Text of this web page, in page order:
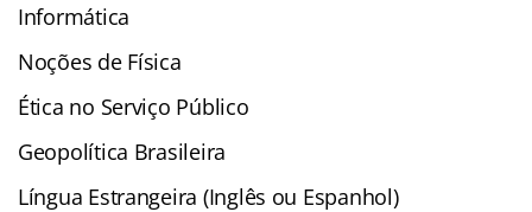
Informática
Noções de Física
Ética no Serviço Público
Geopolítica Brasileira
Língua Estrangeira (Inglês ou Espanhol)